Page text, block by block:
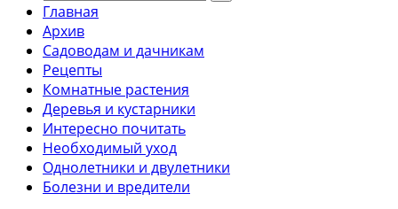
Главная
Архив
Садоводам и дачникам
Рецепты
Комнатные растения
Деревья и кустарники
Интересно почитать
Необходимый уход
Однолетники и двулетники
Болезни и вредители